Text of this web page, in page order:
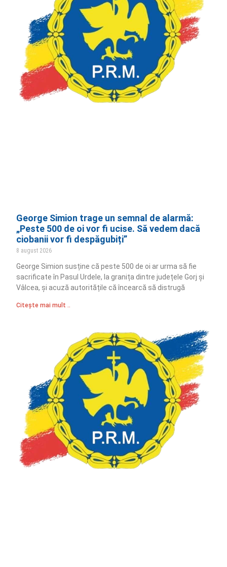
George Simion trage un semnal de alarmă:
„Peste 500 de oi vor fi ucise. Să vedem dacă
ciobanii vor fi despăgubiți”
8 august 2026
George Simion susține că peste 500 de oi ar urma să fie
sacrificate în Pasul Urdele, la granița dintre județele Gorj și
Vâlcea, și acuză autoritățile că încearcă să distrugă
Citește mai mult ..